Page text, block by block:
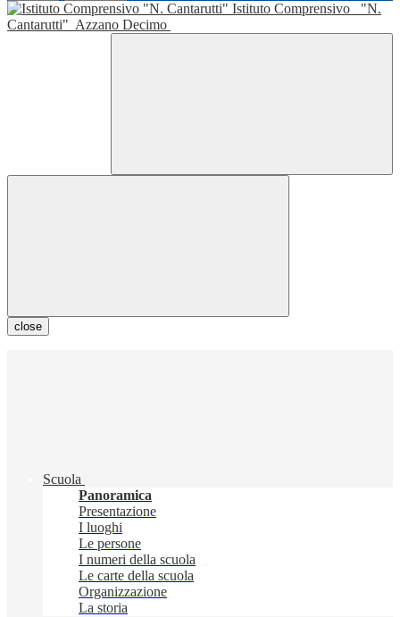
Istituto Comprensivo
"N.
Cantarutti" Azzano Decimo
close
Scuola
Panoramica
Presentazione
I luoghi
Le persone
I numeri della scuola
Le carte della scuola
Organizzazione
La storia